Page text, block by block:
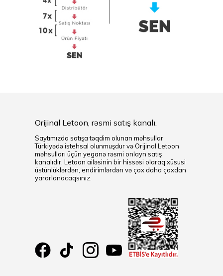
Orijinal Letoon, rəsmi satış kanalı.
Saytımızda satışa təqdim olunan məhsullar
Türkiyədə istehsal olunmuşdur və Orijinal Letoon
məhsulları üçün yeganə rəsmi onlayn satış
kanalıdır. Letoon ailəsinin bir hissəsi olaraq xüsusi
üstünlüklərdən, endirimlərdən və çox daha çoxdan
yararlanacaqsınız.